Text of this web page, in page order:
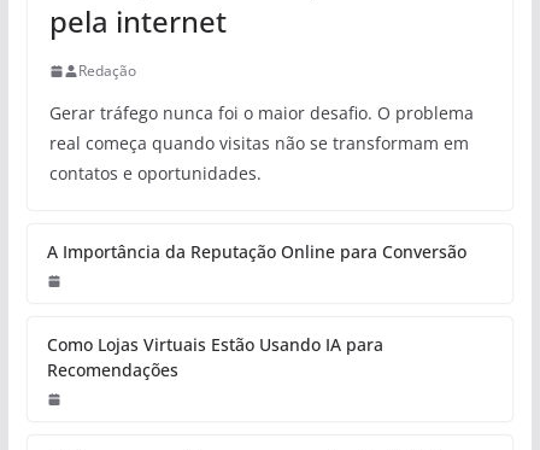
pela internet
Redação
Gerar tráfego nunca foi o maior desafio. O problema
real começa quando visitas não se transformam em
contatos e oportunidades.
A Importância da Reputação Online para Conversão
Como Lojas Virtuais Estão Usando IA para
Recomendações